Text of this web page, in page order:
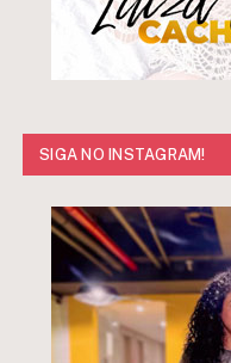
SIGA NO INSTAGRAM!